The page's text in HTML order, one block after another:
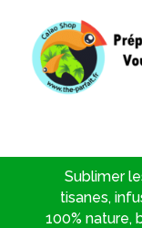
Sublimer
tisanes,
100% nature,